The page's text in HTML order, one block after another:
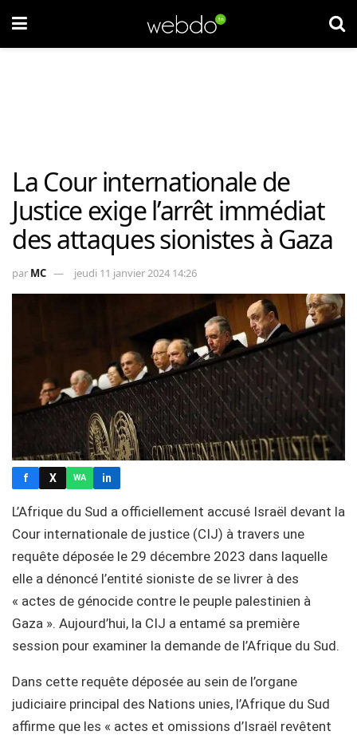
La Cour internationale de
Justice exige l’arrêt immédiat
des attaques sionistes à Gaza
par MC jeudi 11 janvier 2024 14:26
f X WA in
L’Afrique du Sud a officiellement accusé Israël devant la
Cour internationale de justice (CIJ) à travers une
requête déposée le 29 décembre 2023 dans laquelle
elle a dénoncé l’entité sioniste de se livrer à des
« actes de génocide contre le peuple palestinien à
Gaza ». Aujourd’hui, la CIJ a entamé sa première
session pour examiner la demande de l’Afrique du Sud.
Dans cette requête déposée au sein de l’organe
judiciaire principal des Nations unies, l’Afrique du Sud
affirme que les « actes et omissions d’Israël revêtent